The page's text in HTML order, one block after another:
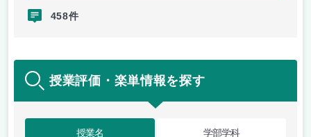
458件
授業評価・楽単情報を探す
授業名 学部学科